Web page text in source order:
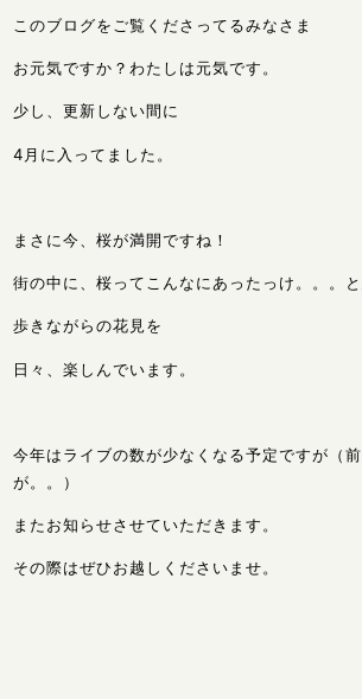
このブログをご覧くださってるみなさま
お元気ですか？わたしは元気です。
少し、更新しない間に
4月に入ってました。
まさに今、桜が満開ですね！
街の中に、桜ってこんなにあったっけ。。。
歩きながらの花見を
日々、楽しんでいます。
今年はライブの数が少なくなる予定ですが（
が。。）
またお知らせさせていただきます。
その際はぜひお越しくださいませ。